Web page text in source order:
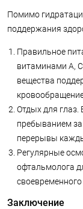
Помимо
поддержания
Правильное
витаминами A,
вещества
Отдых для глаз.
пребыванием
перерывы
Регулярные
офтальмолога
Заключение